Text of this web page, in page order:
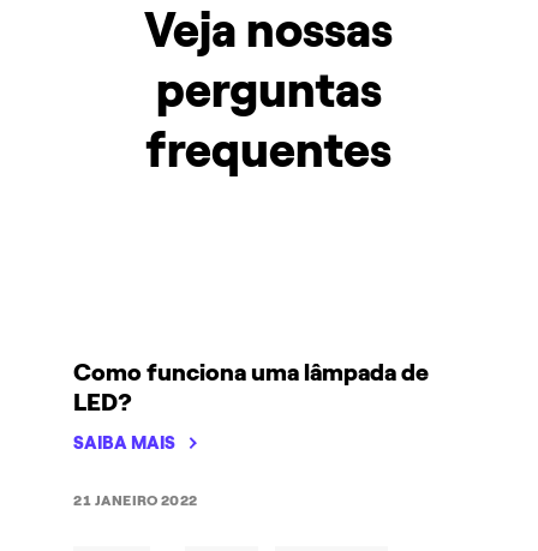
Veja nossas
perguntas
frequentes
Como funciona uma lâmpada de
LED?
SAIBA MAIS
21 JANEIRO 2022